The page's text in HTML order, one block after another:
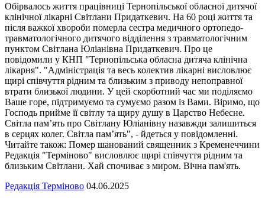
Обірвалось життя працівниці Тернопільської обласної дитячої
клінічної лікарні Світлани Придаткевич. На 60 році життя та
після важкої хвороби померла сестра медичного ортопедо-
травматологічного дитячого відділення з травматологічним
пунктом Світлана Юліанівна Придаткевич. Про це
повідомили у КНП "Тернопільська обласна дитяча клінічна
лікарня". "Адміністрація та весь колектив лікарні висловлює
щирі співчуття рідним та близьким з приводу непоправної
втрати близької людини. У цей скорботний час ми поділяємо
Ваше горе, підтримуємо та сумуємо разом із Вами. Віримо, що
Господь прийме її світлу та щиру душу в Царство Небесне.
Світла пам’ять про Світлану Юліанівну назавжди залишиться
в серцях колег. Світла пам’ять", - йдеться у повідомленні.
Читайте також: Помер шанований священник з Кременеччини
Редакція "Терміново" висловлює щирі співчуття рідним та
близьким Світлани. Хай спочиває з миром. Вічна пам'ять.
Редакція Терміново 04.06.2025